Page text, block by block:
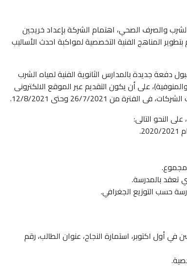
والصرف الصحي، اهتمام الشركة بإعداد خريجين
المناهج الفنية التخصصية لمواكبة احدث الأساليب
دفعة جديدة بالمدارس الثانوية الفنية لمياه الشرب
على أن يكون التقديم عبر الموقع الالكترونى
من 26/7/2021 وحتى 12/8/2021.
النحو التالى:
في أول اكتوبر، استمارة النجاح، عنوان الطالب، رقم